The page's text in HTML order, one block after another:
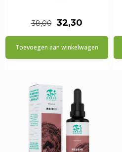
38,00 Oorspronkelijke
prijs
32,30Huidige
prijs
is:
Toevoegen aan winkelwagen